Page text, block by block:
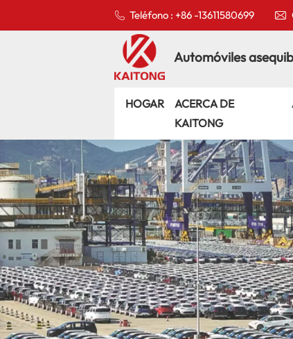
Teléfono : +86 -13611580699
Automóviles
HOGAR
ACERCA DE
KAITONG